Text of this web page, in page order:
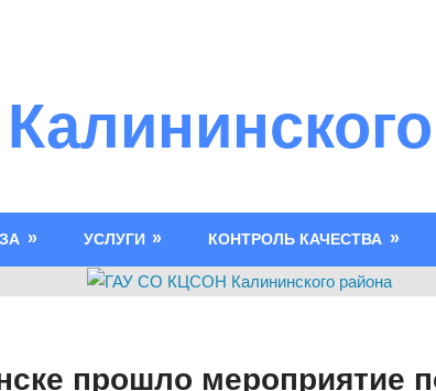
УСЛУГИ КОНТРОЛЬ КАЧЕСТВА
прошло мероприятие